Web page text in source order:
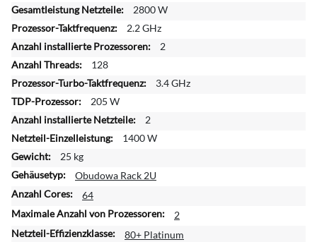
r
e
n
f
o
r
a
t
i
o
e
n
2800 W
2.2 GHz
2
128
3.4 GHz
205 W
2
1400 W
25 kg
Obudowa Rack 2U
64
2
80+ Platinum